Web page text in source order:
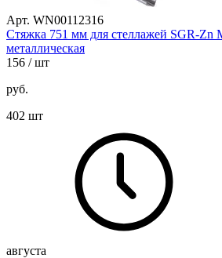
Арт. WN00112316
Стяжка 751 мм для стеллажей SGR-Zn
металлическая
156 / шт
руб.
402 шт
августа